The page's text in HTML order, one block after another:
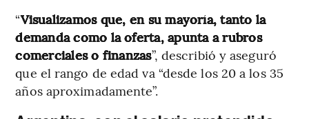
“Visualizamos que, en su mayoría, tanto la
demanda como la oferta, apunta a rubros
comerciales o finanzas”, describió y aseguró
que el rango de edad va “desde los 20 a los 35
años aproximadamente”.